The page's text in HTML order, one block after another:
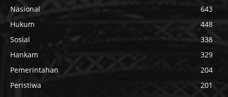
Nasional
643
Hukum
448
Sosial
338
Hankam
329
Pemerintahan
204
Peristiwa
201